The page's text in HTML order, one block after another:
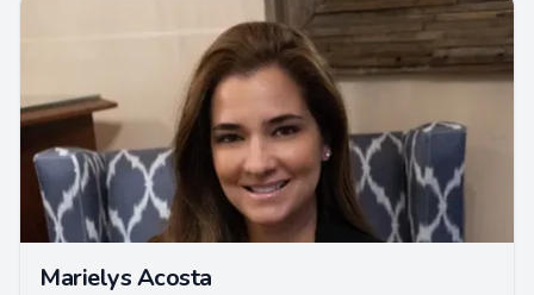
Marielys Acosta